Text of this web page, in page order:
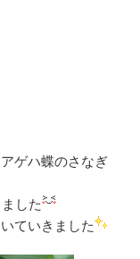
ゲハ蝶のさなぎ
した
ていきました